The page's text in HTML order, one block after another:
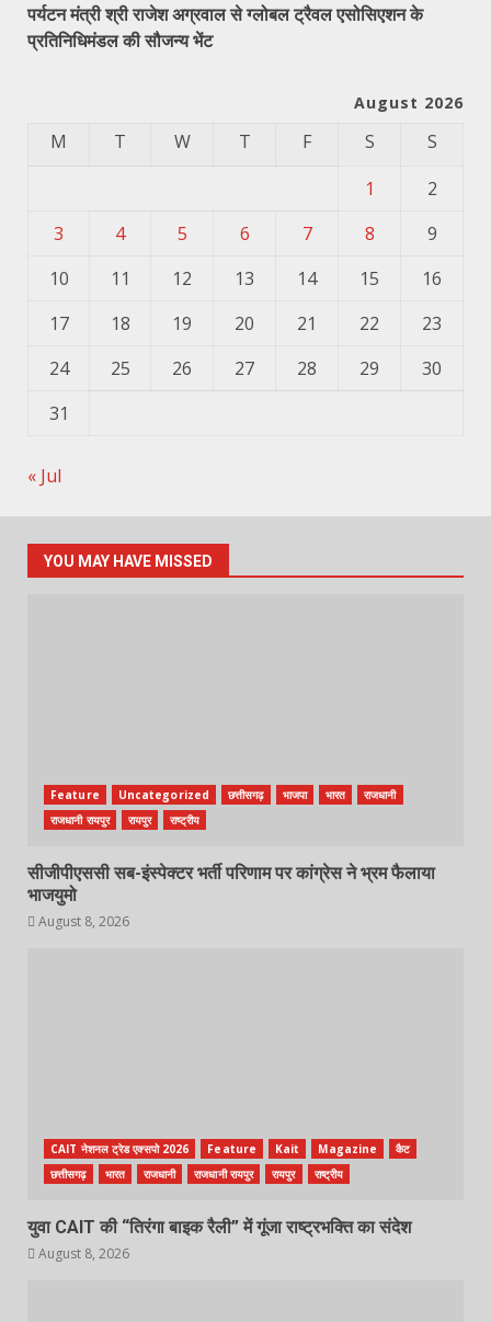
पर्यटन मंत्री श्री राजेश अग्रवाल से ग्लोबल ट्रैवल एसोसिएशन के
प्रतिनिधिमंडल की सौजन्य भेंट
August 2026
M T W T F S
S
1
2
3
4 5 6 7 8
9
10
11 12 13 14 15
16
17
18 19 20 21 22
23
24
25 26 27 28 29
30
31
« Jul
YOU MAY HAVE MISSED
Feature Uncategorized छत्तीसगढ़ भाजपा भारत
राजधानी
राजधानी रायपुर
रायपुर राष्ट्रीय
सीजीपीएससी सब-इंस्पेक्टर भर्ती परिणाम पर कांग्रेस ने भ्रम फैलाया
भाजयुमो
August 8, 2026
CAIT नेशनल ट्रेड एक्सपो 2026 Feature Kait Magazine
कैट
छत्तीसगढ़
भारत राजधानी राजधानी रायपुर रायपुर राष्ट्रीय
युवा CAIT की “तिरंगा बाइक रैली” में गूंजा राष्ट्रभक्ति का संदेश
August 8, 2026